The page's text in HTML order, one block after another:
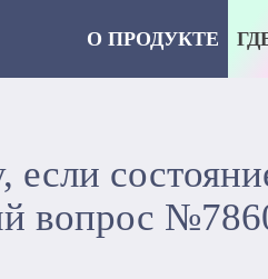
О ПРОДУКТЕ
вопрос